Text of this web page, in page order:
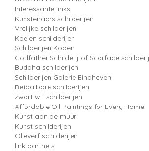
Interessante links
Kunstenaars schilderijen
Vrolijke schilderijen
Koeien schilderijen
Schilderijen Kopen
Godfather Schilderij of Scarface schilderij
Buddha schilderijen
Schilderijen Galerie Eindhoven
Betaalbare schilderijen
zwart wit schilderijen
Affordable Oil Paintings for Every Home
Kunst aan de muur
Kunst schilderijen
Olieverf schilderijen
link-partners